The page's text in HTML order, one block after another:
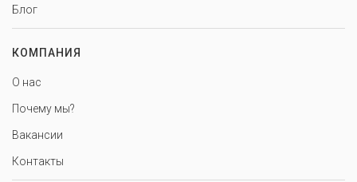
Блог
КОМПАНИЯ
О нас
Почему мы?
Вакансии
Контакты